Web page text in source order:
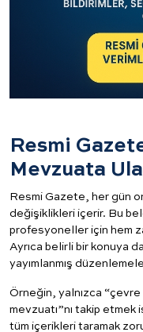
Resmi
Mevzuata
Resmi Gazete, her gün
değişiklikleri içerir. Bu
profesyoneller için hem
Ayrıca belirli bir konuya
yayımlanmış
Örneğin, yalnızca
mevzuatı”nı takip
tüm içerikleri taramak